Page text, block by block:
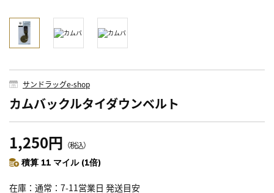
サンドラッグe-shop
カムバックルタイダウンベルト
1,250円 （税込）
積算 11 マイル (1倍)
在庫 通常：7-11営業日 発送目安